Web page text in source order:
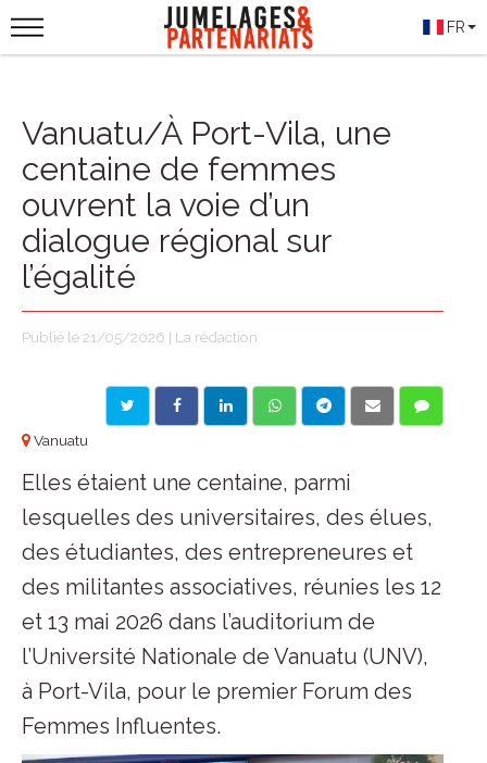
FR
Vanuatu/À Port-Vila, une
centaine de femmes
ouvrent la voie d’un
dialogue régional sur
l’égalité
Publié le 21/05/2026 | La rédaction
Vanuatu
Elles étaient une centaine, parmi
lesquelles des universitaires, des élues,
des étudiantes, des entrepreneures et
des militantes associatives, réunies les 12
et 13 mai 2026 dans l’auditorium de
l’Université Nationale de Vanuatu (UNV),
à Port-Vila, pour le premier Forum des
Femmes Influentes.